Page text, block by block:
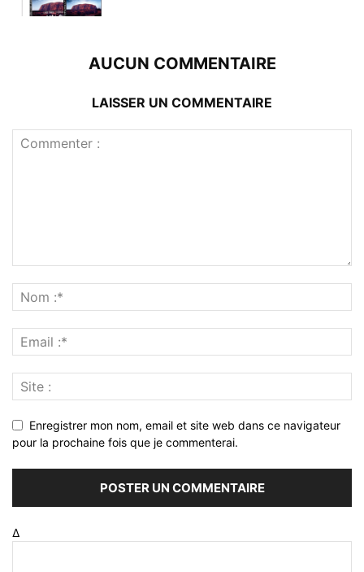
AUCUN COMMENTAIRE
LAISSER UN COMMENTAIRE
Enregistrer mon nom, email et site web dans ce navigateur
pour la prochaine fois que je commenterai.
Δ